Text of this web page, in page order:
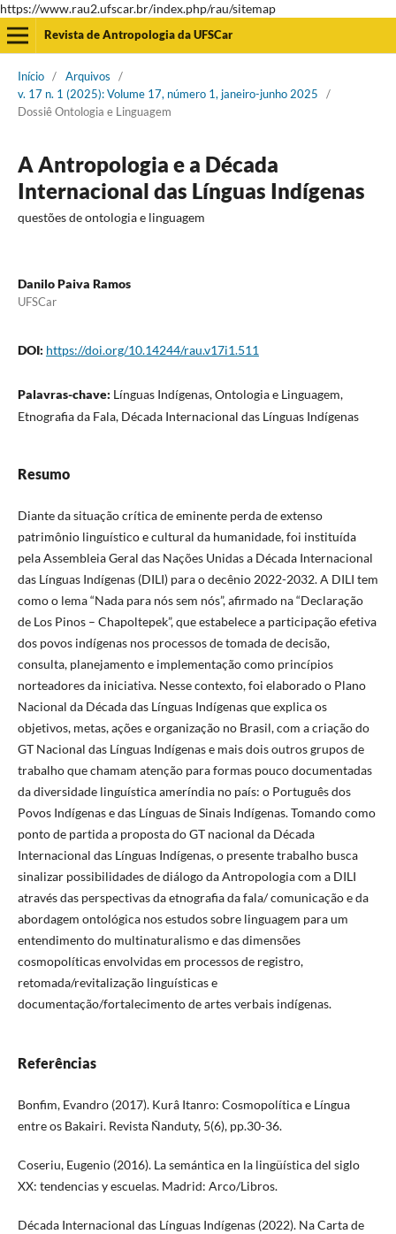
https://www.rau2.ufscar.br/index.php/rau/sitemap
Revista de Antropologia da UFSCar
Início / Arquivos
/
v. 17 n. 1 (2025): Volume 17, número 1, janeiro-junho 2025
/
Dossiê Ontologia e Linguagem
A Antropologia e a Década
Internacional das Línguas Indígenas
questões de ontologia e linguagem
Danilo Paiva Ramos
UFSCar
DOI: https://doi.org/10.14244/rau.v17i1.511
Palavras-chave: Línguas Indígenas, Ontologia e Linguagem,
Etnografia da Fala, Década Internacional das Línguas Indígenas
Resumo
Diante da situação crítica de eminente perda de extenso
patrimônio linguístico e cultural da humanidade, foi instituída
pela Assembleia Geral das Nações Unidas a Década Internacional
das Línguas Indígenas (DILI) para o decênio 2022-2032. A DILI tem
como o lema “Nada para nós sem nós”, afirmado na “Declaração
de Los Pinos – Chapoltepek”, que estabelece a participação efetiva
dos povos indígenas nos processos de tomada de decisão,
consulta, planejamento e implementação como princípios
norteadores da iniciativa. Nesse contexto, foi elaborado o Plano
Nacional da Década das Línguas Indígenas que explica os
objetivos, metas, ações e organização no Brasil, com a criação do
GT Nacional das Línguas Indígenas e mais dois outros grupos de
trabalho que chamam atenção para formas pouco documentadas
da diversidade linguística ameríndia no país: o Português dos
Povos Indígenas e das Línguas de Sinais Indígenas. Tomando como
ponto de partida a proposta do GT nacional da Década
Internacional das Línguas Indígenas, o presente trabalho busca
sinalizar possibilidades de diálogo da Antropologia com a DILI
através das perspectivas da etnografia da fala/ comunicação e da
abordagem ontológica nos estudos sobre linguagem para um
entendimento do multinaturalismo e das dimensões
cosmopolíticas envolvidas em processos de registro,
retomada/revitalização linguísticas e
documentação/fortalecimento de artes verbais indígenas.
Referências
Bonfim, Evandro (2017). Kurâ Itanro: Cosmopolítica e Língua
entre os Bakairi. Revista Ñanduty, 5(6), pp.30-36.
Coseriu, Eugenio (2016). La semántica en la lingüística del siglo
XX: tendencias y escuelas. Madrid: Arco/Libros.
Década Internacional das Línguas Indígenas (2022). Na Carta de